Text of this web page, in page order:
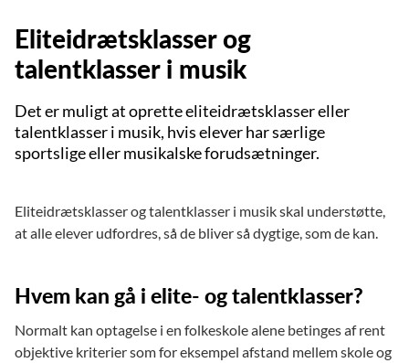
Eliteidrætsklasser og
talentklasser i musik
Det er muligt at oprette eliteidrætsklasser eller
talentklasser i musik, hvis elever har særlige
sportslige eller musikalske forudsætninger.
Eliteidrætsklasser og talentklasser i musik skal understøtte,
at alle elever udfordres, så de bliver så dygtige, som de kan.
Hvem kan gå i elite- og talentklasser?
Normalt kan optagelse i en folkeskole alene betinges af rent
objektive kriterier som for eksempel afstand mellem skole og